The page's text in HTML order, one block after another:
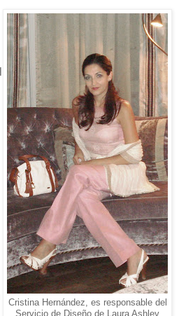
Cristina Hernández, es responsable del
Servicio de Diseño de Laura Ashley